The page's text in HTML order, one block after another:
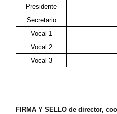
Presidente
Secretario
Vocal 1
Vocal 2
Vocal 3
FIRMA Y SELLO de director,